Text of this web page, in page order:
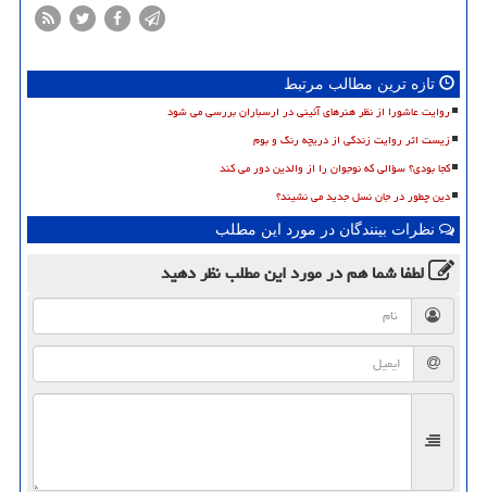
تازه ترین مطالب مرتبط
روایت عاشورا از نظر هنرهای آئینی در ارسباران بررسی می شود
زیست اثر روایت زندگی از دریچه رنگ و بوم
کجا بودی؟ سؤالی که نوجوان را از والدین دور می کند
دین چطور در جان نسل جدید می نشیند؟
نظرات بینندگان در مورد این مطلب
لطفا شما همدر مورد این مطلبنظر دهید